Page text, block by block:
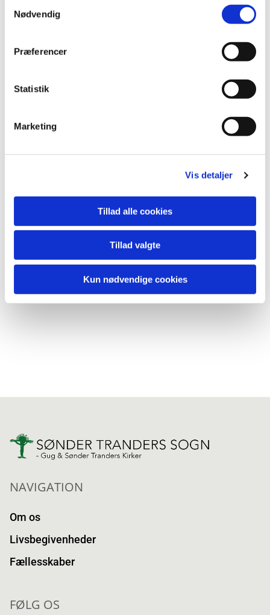
Nødvendig
Præferencer
Statistik
Marketing
Vis detaljer
Tillad alle cookies
Tillad valgte
Kun nødvendige cookies
Du vil måske også kunne
NAVIGATION
Om os
Livsbegivenheder
Fællesskaber
FØLG OS